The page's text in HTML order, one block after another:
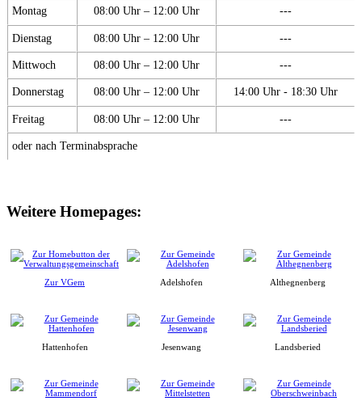
Montag 08:00 Uhr – 12:00 Uhr ---
Dienstag 08:00 Uhr – 12:00 Uhr ---
Mittwoch 08:00 Uhr – 12:00 Uhr ---
Donnerstag 08:00 Uhr – 12:00 Uhr 14:00 Uhr - 18:30 Uhr
Freitag 08:00 Uhr – 12:00 Uhr ---
oder nach Terminabsprache
Weitere Homepages:
Zur VGem Adelshofen Althegnenberg
Hattenhofen Jesenwang Landsberied